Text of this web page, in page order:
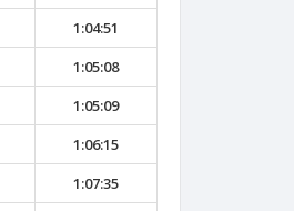
1:04:51
1:05:08
1:05:09
1:06:15
1:07:35